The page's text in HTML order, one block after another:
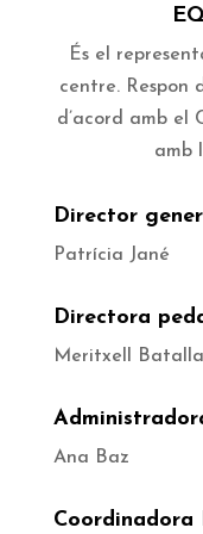
És el
centre. Respon
d’acord amb el
amb
Director
Patrícia Jané
Directora
Meritxell Batalla
Ana Baz
Coordinadora